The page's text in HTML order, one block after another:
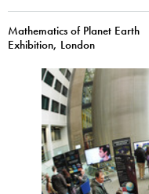
Mathematics of Planet Earth
Exhibition, London